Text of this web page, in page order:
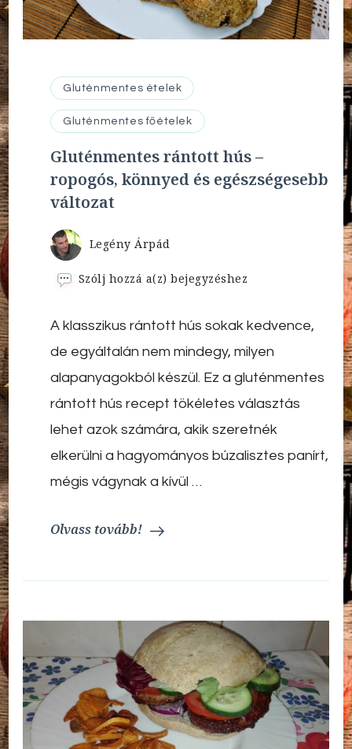
Gluténmentes ételek
Gluténmentes főételek
Gluténmentes rántott hús –
ropogós, könnyed és egészségesebb
változat
Legény Árpád
Szólj hozzá a(z)Gluténmentes
–
ropogós,
könnyed
és
változat
bejegyzéshez
A klasszikus rántott hús sokak kedvence,
de egyáltalán nem mindegy, milyen
alapanyagokból készül. Ez a gluténmentes
rántott hús recept tökéletes választás
lehet azok számára, akik szeretnék
elkerülni a hagyományos búzalisztes panírt,
mégis vágynak a kívül …
Olvass tovább!